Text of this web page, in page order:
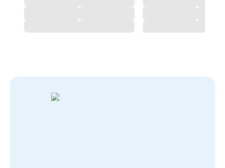
В нашем интернет магазине осуществляется
продажа